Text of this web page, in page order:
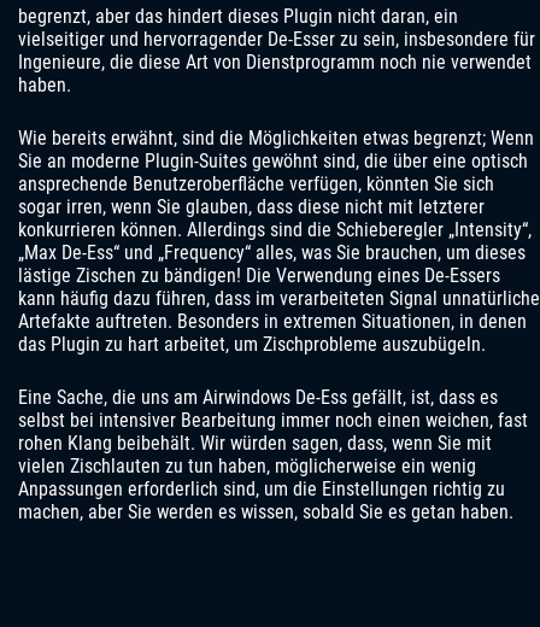
begrenzt, aber das hindert dieses Plugin nicht daran, ein
vielseitiger und hervorragender De-Esser zu sein, insbesondere für
Ingenieure, die diese Art von Dienstprogramm noch nie verwendet
haben.
Wie bereits erwähnt, sind die Möglichkeiten etwas begrenzt; Wenn
Sie an moderne Plugin-Suites gewöhnt sind, die über eine optisch
ansprechende Benutzeroberfläche verfügen, könnten Sie sich
sogar irren, wenn Sie glauben, dass diese nicht mit letzterer
konkurrieren können. Allerdings sind die Schieberegler „Intensity“,
„Max De-Ess“ und „Frequency“ alles, was Sie brauchen, um dieses
lästige Zischen zu bändigen! Die Verwendung eines De-Essers
kann häufig dazu führen, dass im verarbeiteten Signal unnatürliche
Artefakte auftreten. Besonders in extremen Situationen, in denen
das Plugin zu hart arbeitet, um Zischprobleme auszubügeln.
Eine Sache, die uns am Airwindows De-Ess gefällt, ist, dass es
selbst bei intensiver Bearbeitung immer noch einen weichen, fast
rohen Klang beibehält. Wir würden sagen, dass, wenn Sie mit
vielen Zischlauten zu tun haben, möglicherweise ein wenig
Anpassungen erforderlich sind, um die Einstellungen richtig zu
machen, aber Sie werden es wissen, sobald Sie es getan haben.